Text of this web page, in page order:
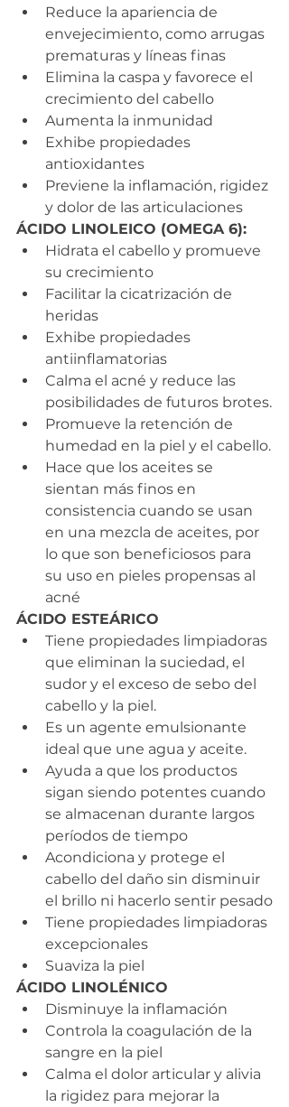
Reduce la apariencia de
envejecimiento, como arrugas
prematuras y líneas finas
Elimina la caspa y favorece el
crecimiento del cabello
Aumenta la inmunidad
Exhibe propiedades
antioxidantes
Previene la inflamación, rigidez
y dolor de las articulaciones
ÁCIDO LINOLEICO (OMEGA 6):
Hidrata el cabello y promueve
su crecimiento
Facilitar la cicatrización de
heridas
Exhibe propiedades
antiinflamatorias
Calma el acné y reduce las
posibilidades de futuros brotes.
Promueve la retención de
humedad en la piel y el cabello.
Hace que los aceites se
sientan más finos en
consistencia cuando se usan
en una mezcla de aceites, por
lo que son beneficiosos para
su uso en pieles propensas al
acné
ÁCIDO ESTEÁRICO
Tiene propiedades limpiadoras
que eliminan la suciedad, el
sudor y el exceso de sebo del
cabello y la piel.
Es un agente emulsionante
ideal que une agua y aceite.
Ayuda a que los productos
sigan siendo potentes cuando
se almacenan durante largos
períodos de tiempo
Acondiciona y protege el
cabello del daño sin disminuir
el brillo ni hacerlo sentir pesado
Tiene propiedades limpiadoras
excepcionales
Suaviza la piel
ÁCIDO LINOLÉNICO
Disminuye la inflamación
Controla la coagulación de la
sangre en la piel
Calma el dolor articular y alivia
la rigidez para mejorar la